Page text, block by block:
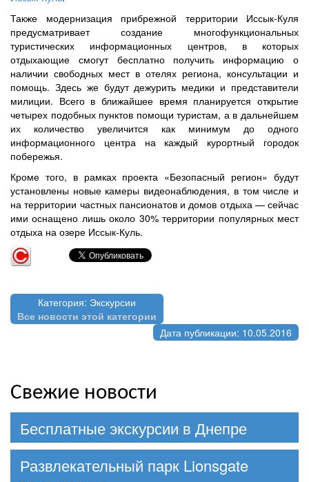
Также модернизация прибрежной территории Иссык-Куля
предусматривает создание многофункциональных
туристических информационных центров, в которых
отдыхающие смогут бесплатно получить информацию о
наличии свободных мест в отелях региона, консультации и
помощь. Здесь же будут дежурить медики и представители
милиции. Всего в ближайшее время планируется открытие
четырех подобных пунктов помощи туристам, а в дальнейшем
их количество увеличится как минимум до одного
информационного центра на каждый курортный городок
побережья.
Кроме того, в рамках проекта «Безопасный регион» будут
установлены новые камеры видеонаблюдения, в том числе и
на территории частных пансионатов и домов отдыха — сейчас
ими оснащено лишь около 30% территории популярных мест
отдыха на озере Иссык-Куль.
Категория: Экскурсии
Все новости этой категории
Дата публикации: 10.05.2016
Свежие новости
Бесплатные экскурсии в Днепре
Развлекательный парк Lionsgate